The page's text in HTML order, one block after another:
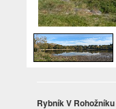
Rybník V Rohožníku